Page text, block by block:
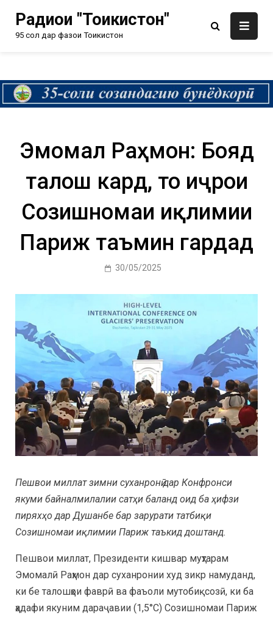
Радиои "Тоҷикистон"
95 сол дар фазои Тоҷикистон
Эмомалӣ Раҳмон: Бояд
талош кард, то иҷрои
Созишномаи иқлимии
Париж таъмин гардад
30/05/2025
Пешвои миллат зимни суханронӣ дар Конфронси
якуми байналмилалии сатҳи баланд оид ба ҳифзи
пиряхҳо дар Душанбе бар зарурати татбиқи
Созишномаи иқлимии Париж таъкид доштанд.
Пешвои миллат, Президенти кишвар муҳтарам
Эмомалӣ Раҳмон дар суханронии худ зикр намуданд,
ки бе талошҳои фаврӣ ва фаъоли мутобиқсозӣ, ки ба
ҳадафи якуним дараҷавии (1,5°C) Созишномаи Париж